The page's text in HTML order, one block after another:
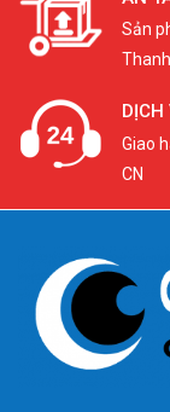
Sản
Giao
CN